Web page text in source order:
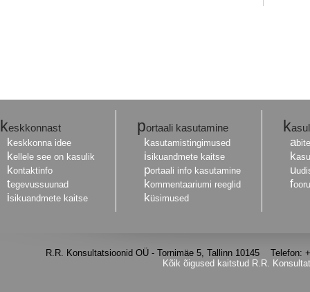
keskkonnast
keskkonna idee
kellele see on kasulik
kontaktinfo
tegevussuunad
isikuandmete kaitse
portaali kasutamine
kasutamistingimused
isikuandmete kaitse
portaali info kasutamine
kommentaariumi reeglid
küsimused
k
a
k
u
f
R.R. Konsultatsioonid OÜ - Tornimäe 5, Tallinn 10145
Kõik õigused kaitstud R.R.